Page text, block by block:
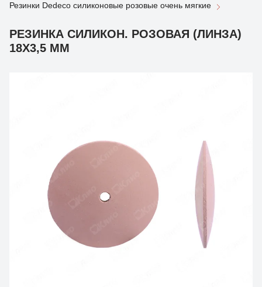
Резинки Dedeco силиконовые розовые очень мягкие
РЕЗИНКА СИЛИКОН. РОЗОВАЯ (ЛИНЗА)
18Х3,5 ММ